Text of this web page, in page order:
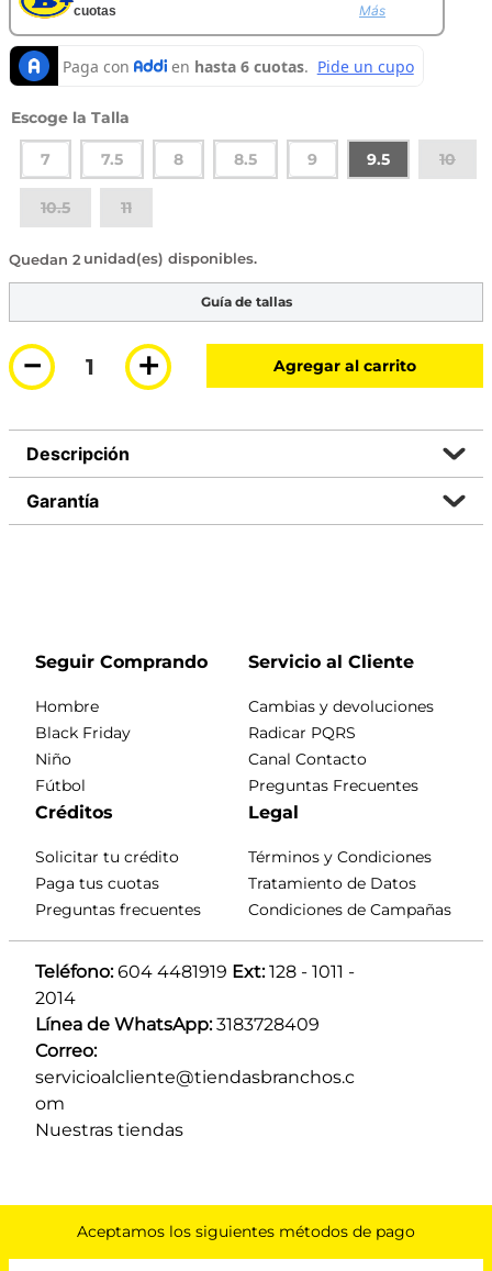
cuotas
Más
Talla
7 7.5 8 8.5 9 9.5 10
10.5 11
2 disponibles
Guía de tallas
＋
－ Agregar al carrito
Descripción
Garantía
Seguir Comprando
Hombre
Black Friday
Niño
Fútbol
Servicio al Cliente
Cambias y devoluciones
Radicar PQRS
Canal Contacto
Preguntas Frecuentes
Créditos
Solicitar tu crédito
Paga tus cuotas
Preguntas frecuentes
Legal
Términos y Condiciones
Tratamiento de Datos
Condiciones de Campañas
Teléfono: 604 4481919 Ext: 128 - 1011 -
2014
Línea de WhatsApp: 3183728409
Correo:
servicioalcliente@tiendasbranchos.c
om
Nuestras tiendas
Aceptamos los siguientes métodos de pago